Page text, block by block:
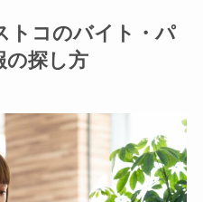
トコのバイト・パ
の探し方